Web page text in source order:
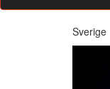
Sverige